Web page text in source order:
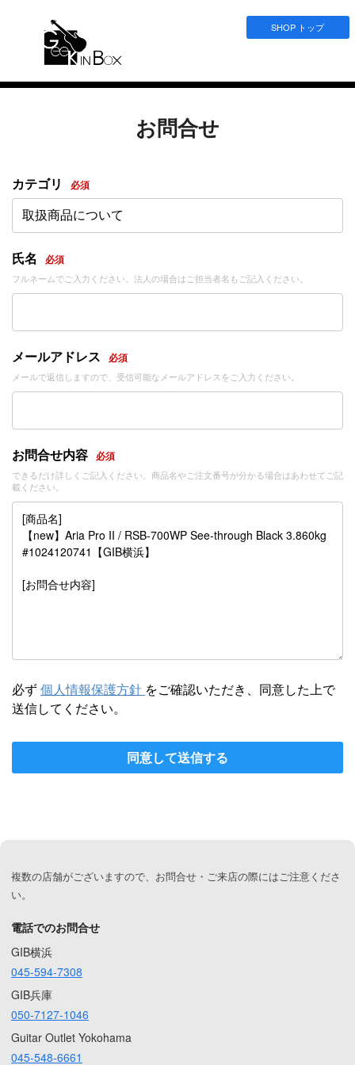
SHOP トップ
お問合せ
カテゴリ 必須
取扱商品について
氏名 必須
フルネームでご入力ください。法人の場合はご担当者名もご記入ください。
メールアドレス 必須
メールで返信しますので、受信可能なメールアドレスをご入力ください。
お問合せ内容 必須
できるだけ詳しくご記入ください。商品名やご注文番号が分かる場合はあわせてご記
載ください。
必ず個人情報保護方針 をご確認いただき、同意した上で
送信してください。
同意して送信する
複数の店舗がございますので、お問合せ・ご来店の際にはご注意くださ
い。
電話でのお問合せ
GIB横浜
045-594-7308
GIB兵庫
050-7127-1046
Guitar Outlet Yokohama
045-548-6661